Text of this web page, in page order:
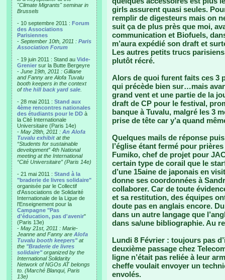
"Climate Migrants" seminar in
Brussels
- 10 septembre 2011 : Forum
des Associations
Parisiennes
- September 10th, 2011 : Paris
Association Forum
- 19 juin 2011 : Stand au Vide-
Grenier sur la Butte Bergeyre
- June 19th, 2011 : Gilliane
and Fanny are Alofa Tuvalu
booth keepers in the context
ofthe hill back yard sale
- 28 mai 2011 : Stand aux
4ème rencontres nationales
des étudiants pour le DD à
la Cité Internationale
Universitaire (Paris 14e)
- May 28th, 2011 : An Alofa
Tuvalu exhibit at the
“Students for sustainable
development” 4th National
meeting at the International
“Cité Universitaire” (Paris 14e)
- 21 mai 2011 : Stand à la
"braderie de livres solidaire"
organisée par le Collectif
d'Associations de Solidarité
Internationale de la Ligue de
l'Enseignement pour la
Campagne "Pas
d'éducation, pas d'avenir"
(Paris 13e)
- May 21st, 2011 : Marie-
Jeanne and Fanny are Alofa
Tuvalu booth keepers"at
the "Braderie de livres
solidaire"organized by the
International Solidarity
Network of NGOs AT belongs
to. (Marché Blanqui, Paris
13e)
girls assurent quasi seules.
remplir de digesteurs mais on
suit ça de plus près que moi,
communication et Biofuels,
m’aura expédié son draft et
Les autres petits trucs
plutôt récré.
Alors de quoi furent faits ces 3
qui précède bien sur…mais
grand vent et une partie de la
draft de CP pour le festival,
banque à Tuvalu, malgré les 3
prise de tête car y’a quand
Quelques mails de réponse
l’église étant fermé pour
Fumiko, chef de projet pour
certain type de corail que le
d’une 15aine de japonais en
donne ses coordonnées à
collaborer. Car de toute
et sa restitution, des équipes
doute pas en anglais encore.
dans un autre langage que
dans sa/une bibliographie. Au
Lundi 8 Février : toujours pas
deuxième passage chez
ligne n’était pas reliée à leur
cheffe voulait envoyer un
envolés.